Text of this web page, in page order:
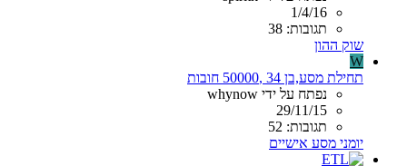
1/4/16
תגובות: 38
שוק ההון
W
תחילת מסע,בן 34 ,50000 חובות
נפתח על ידי whynow
29/11/15
תגובות: 52
יומני מסע אישיים